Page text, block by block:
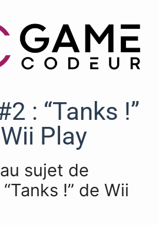
: “Tanks !”
Play
sujet de
!” de Wii